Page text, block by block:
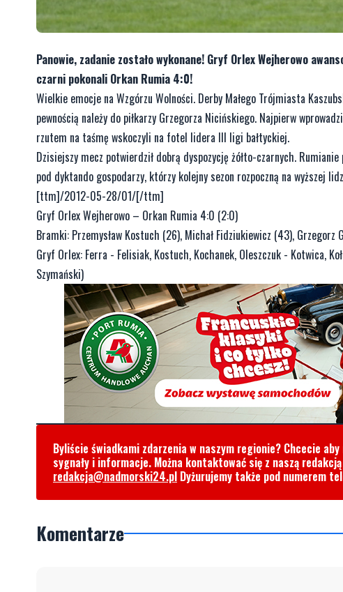
Panowie, zadanie zostało wykonane! Gryf Orlex Wejherowo
czarni pokonali Orkan Rumia 4:0!
Wielkie emocje na Wzgórzu Wolności. Derby Małego Trójmiasta
pewnością należy do piłkarzy Grzegorza Nicińskiego. Najpierw
rzutem na taśmę wskoczyli na fotel lidera III ligi bałtyckiej.
Dzisiejszy mecz potwierdził dobrą dyspozycję żółto-czarnych.
pod dyktando gospodarzy, którzy kolejny sezon rozpoczną na wyższej
[ttm]/2012-05-28/01/[/ttm]
Gryf Orlex Wejherowo – Orkan Rumia 4:0 (2:0)
Bramki: Przemysław Kostuch (26), Michał Fidziukiewicz (43),
Gryf Orlex: Ferra - Felisiak, Kostuch, Kochanek, Oleszczuk - Kotwica,
Szymański)
Byliście świadkami zdarzenia w naszym regionie? Chcecie
sygnały i informacje. Można kontaktować się z naszą
redakcja@nadmorski24.pl Dyżurujemy także pod numerem
Komentarze